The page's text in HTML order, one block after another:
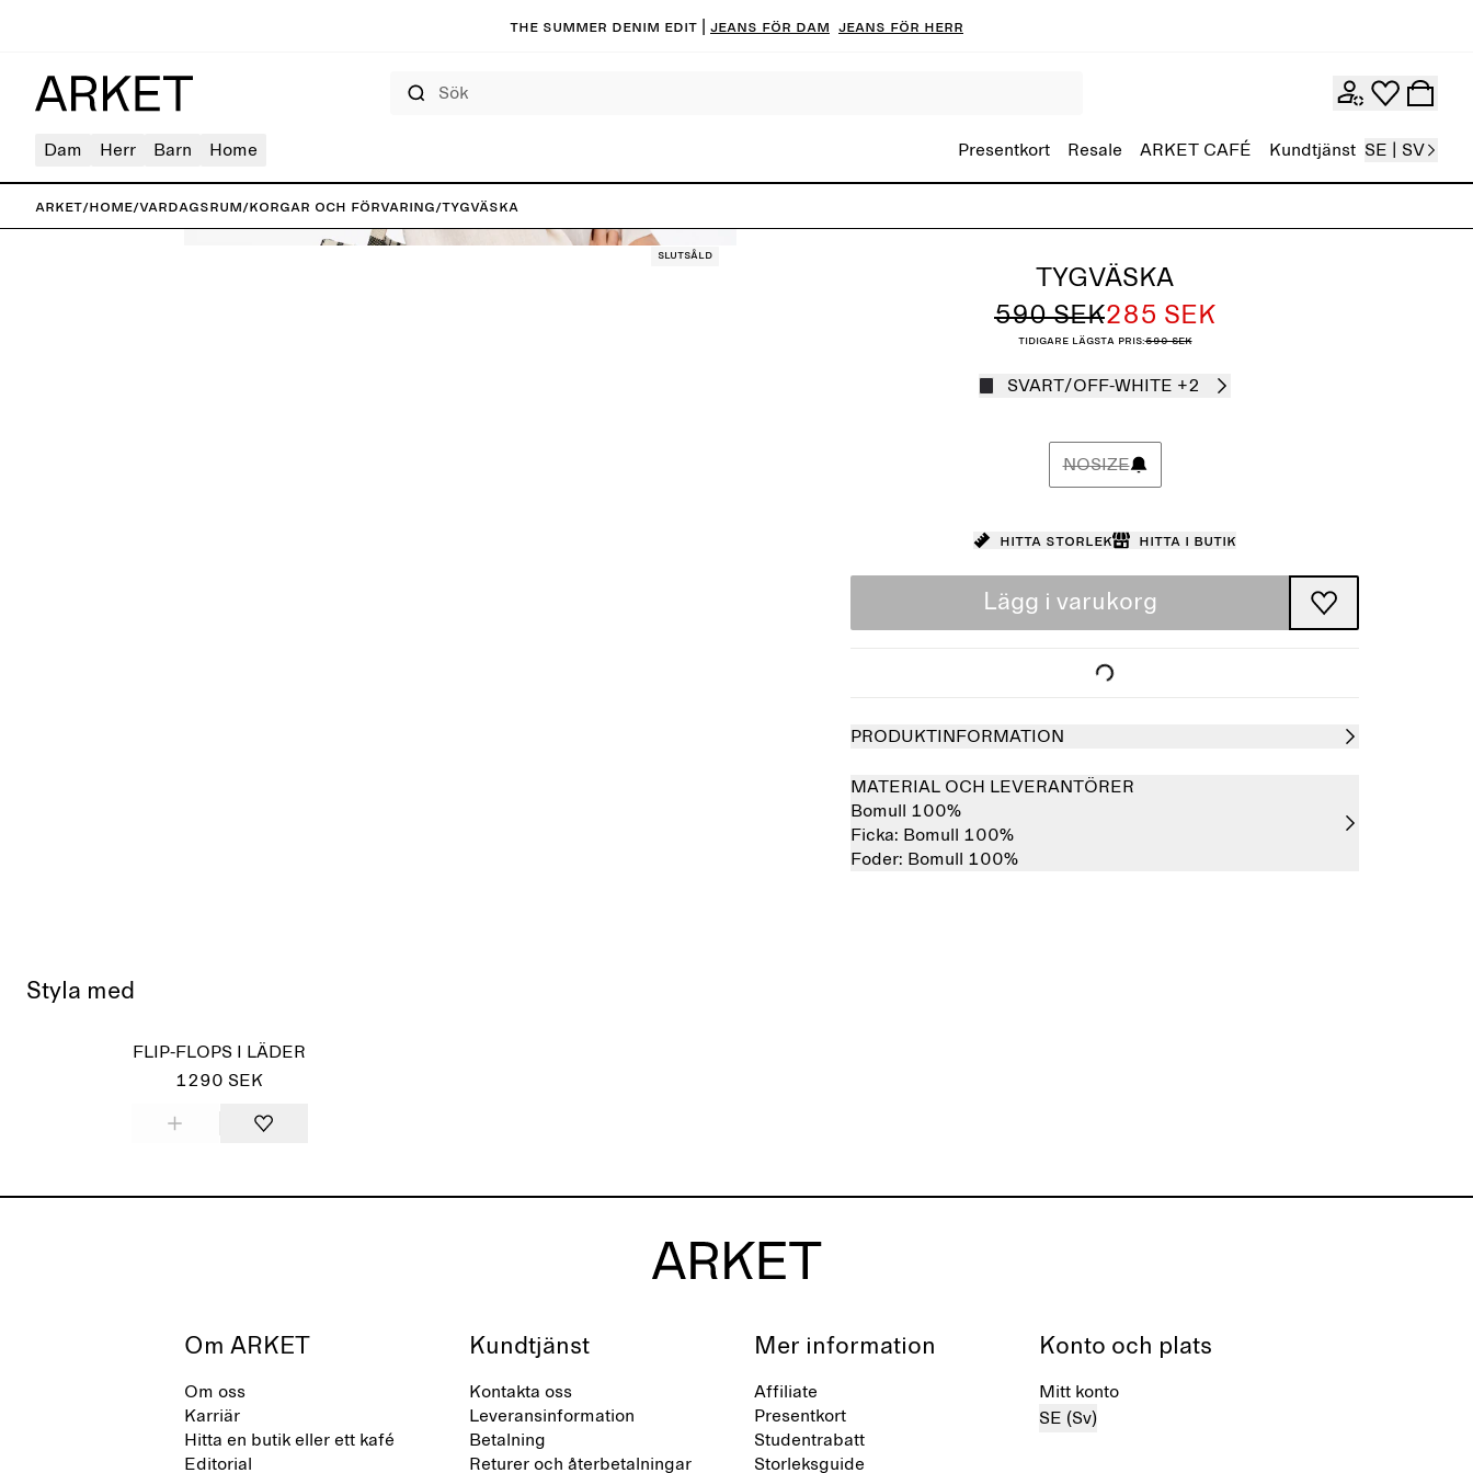
The summer denim edit | Jeans för dam Jeans för herr
Dam Herr Barn Home Presentkort Resale ARKET CAFÉ Kundtjänst SE | SV
ARKET/Home/Vardagsrum/Korgar och förvaring/Tygväska
Slutsåld
TYGVÄSKA
590 SEK285 SEK
Tidigare lägsta pris:590 SEK
SVART/OFF-WHITE +2
NOSIZE
Hitta storlek Hitta i butik
Lägg i varukorg
PRODUKTINFORMATION
MATERIAL OCH LEVERANTÖRER
Bomull 100%
Ficka: Bomull 100%
Foder: Bomull 100%
Styla med
FLIP-FLOPS I LÄDER
1290 SEK
Om ARKET
Om oss
Karriär
Hitta en butik eller ett kafé
Editorial
Kundtjänst
Kontakta oss
Leveransinformation
Betalning
Returer och återbetalningar
Mer information
Affiliate
Presentkort
Studentrabatt
Storleksguide
Konto och plats
Mitt konto
SE (Sv)